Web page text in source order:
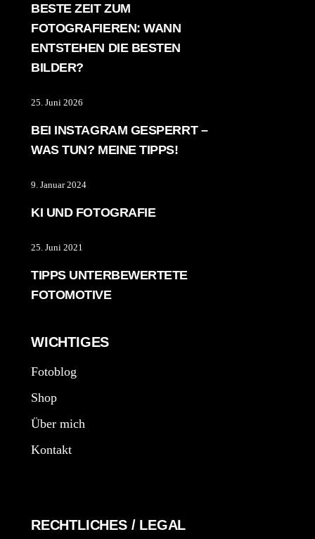
BESTE ZEIT ZUM
FOTOGRAFIEREN: WANN
ENTSTEHEN DIE BESTEN
BILDER?
25. Juni 2026
BEI INSTAGRAM GESPERRT –
WAS TUN? MEINE TIPPS!
9. Januar 2024
KI UND FOTOGRAFIE
25. Juni 2021
TIPPS UNTERBEWERTETE
FOTOMOTIVE
WICHTIGES
Fotoblog
Shop
Über mich
Kontakt
RECHTLICHES / LEGAL